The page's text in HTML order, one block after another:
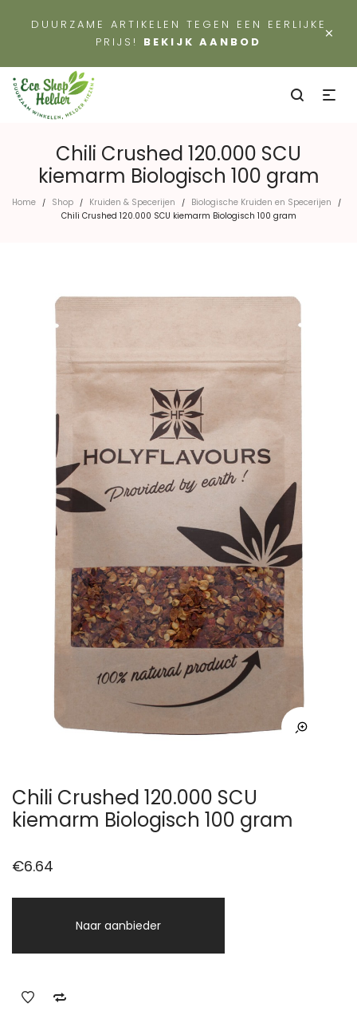
×
DUURZAME ARTIKELEN TEGEN EEN EERLIJKE
PRIJS! BEKIJK AANBOD
Chili Crushed 120.000 SCU
kiemarm Biologisch 100 gram
Home / Shop / Kruiden & Specerijen / Biologische Kruiden en Specerijen /
Chili Crushed 120.000 SCU kiemarm Biologisch 100 gram
Chili Crushed 120.000 SCU
kiemarm Biologisch 100 gram
€6.64
Naar aanbieder